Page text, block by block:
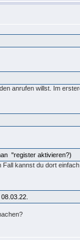
anrufen willst. Im
"register aktivieren?)
kannst du dort